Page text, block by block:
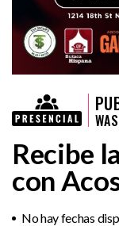
Recibe
con
No hay fechas